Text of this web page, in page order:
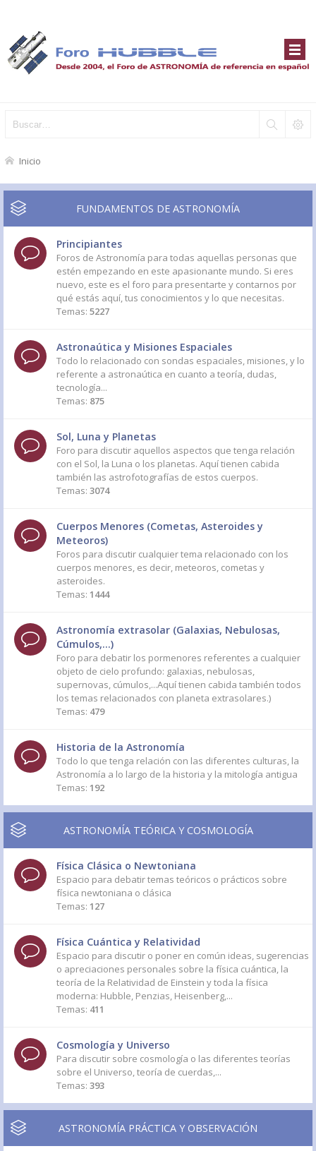
Inicio
FUNDAMENTOS DE ASTRONOMÍA
Principiantes
Foros de Astronomía para todas aquellas personas que
estén empezando en este apasionante mundo. Si eres
nuevo, este es el foro para presentarte y contarnos por
qué estás aquí, tus conocimientos y lo que necesitas.
Temas: 5227
Astronaútica y Misiones Espaciales
Todo lo relacionado con sondas espaciales, misiones, y lo
referente a astronaútica en cuanto a teoría, dudas,
tecnología...
Temas: 875
Sol, Luna y Planetas
Foro para discutir aquellos aspectos que tenga relación
con el Sol, la Luna o los planetas. Aquí tienen cabida
también las astrofotografías de estos cuerpos.
Temas: 3074
Cuerpos Menores (Cometas, Asteroides y
Meteoros)
Foros para discutir cualquier tema relacionado con los
cuerpos menores, es decir, meteoros, cometas y
asteroides.
Temas: 1444
Astronomía extrasolar (Galaxias, Nebulosas,
Cúmulos,...)
Foro para debatir los pormenores referentes a cualquier
objeto de cielo profundo: galaxias, nebulosas,
supernovas, cúmulos,...Aquí tienen cabida también todos
los temas relacionados con planeta extrasolares.)
Temas: 479
Historia de la Astronomía
Todo lo que tenga relación con las diferentes culturas, la
Astronomía a lo largo de la historia y la mitología antigua
Temas: 192
ASTRONOMÍA TEÓRICA Y COSMOLOGÍA
Física Clásica o Newtoniana
Espacio para debatir temas teóricos o prácticos sobre
física newtoniana o clásica
Temas: 127
Física Cuántica y Relatividad
Espacio para discutir o poner en común ideas, sugerencias
o apreciaciones personales sobre la física cuántica, la
teoría de la Relatividad de Einstein y toda la física
moderna: Hubble, Penzias, Heisenberg,...
Temas: 411
Cosmología y Universo
Para discutir sobre cosmología o las diferentes teorías
sobre el Universo, teoría de cuerdas,...
Temas: 393
ASTRONOMÍA PRÁCTICA Y OBSERVACIÓN